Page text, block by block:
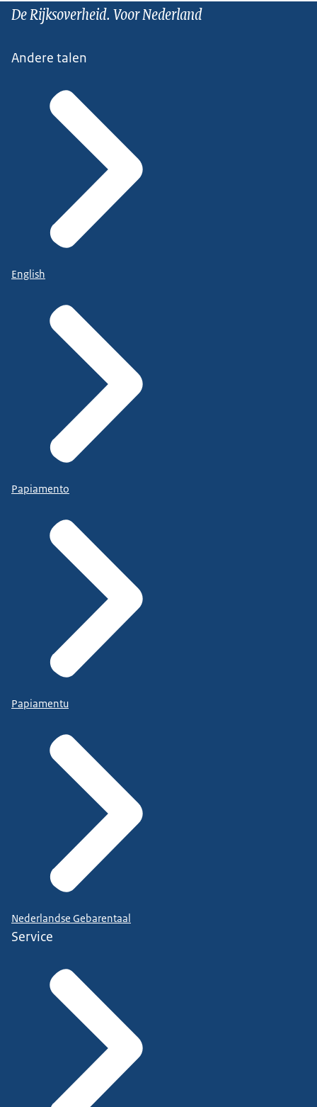
De Rijksoverheid. Voor Nederland
Andere talen
English
Papiamento
Papiamentu
Nederlandse Gebarentaal
Service